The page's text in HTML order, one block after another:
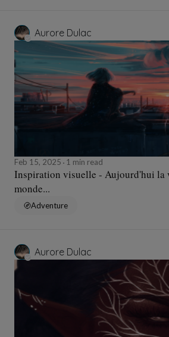
Aurore Dulac
Feb 15, 2025 1 min read
Inspiration visuelle - Aujourd'hui la
monde...
Adventure
Aurore Dulac